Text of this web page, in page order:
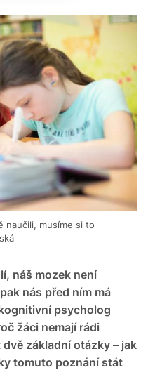
náš mozek není
nás před ním má
psycholog
žáci nemají rádi
základní otázky – jak
tomuto poznání stát
naučili, musíme si to